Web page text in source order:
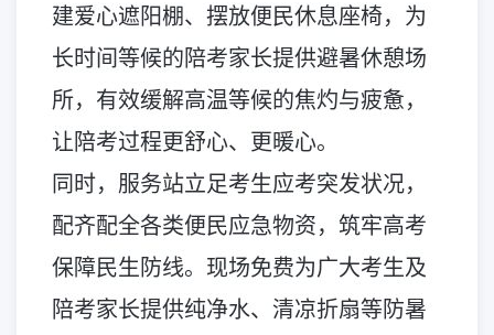
建爱心遮阳棚、摆放便民休息座椅，为
长时间等候的陪考家长提供避暑休憩场
所，有效缓解高温等候的焦灼与疲惫，
让陪考过程更舒心、更暖心。
同时，服务站立足考生应考突发状况，
配齐配全各类便民应急物资，筑牢高考
保障民生防线。现场免费为广大考生及
陪考家长提供纯净水、清凉折扇等防暑